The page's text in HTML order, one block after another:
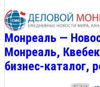
Монреаль —
Монреаль,
бизнес-каталог,